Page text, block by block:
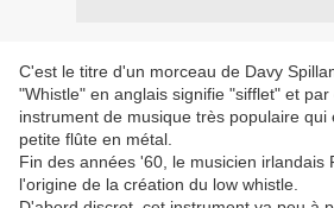
C'est le titre d'un morceau de Davy
"Whistle" en anglais signifie "sifflet" et
instrument de musique très populaire qui
petite flûte en métal.
Fin des années '60, le musicien irlandais
l'origine de la création du low whistle.